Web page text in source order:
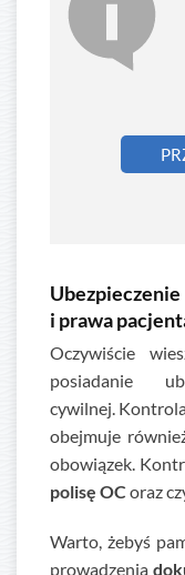
i prawa
Oczywiście
posiadanie
cywilnej.
obejmuje
obowiązek.
polisę OC oraz
Warto, żebyś
prowadzenia